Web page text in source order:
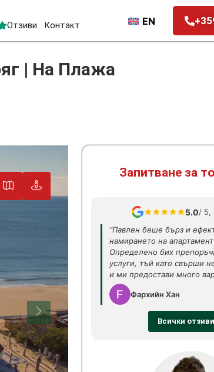
EN
Отзиви
Контакт
| На Плажа
Запитване за
5.0/ 5,
“Павлен беше бърз и
намирането на
Определено бих
услуги, тъй като свърши
и ми предостави много
Фархийн Хан
Всички